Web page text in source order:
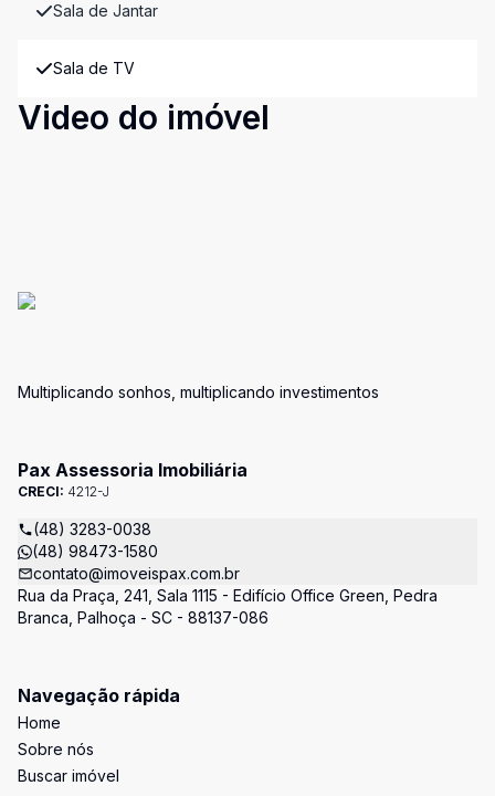
Sala de Jantar
Sala de TV
Video do imóvel
Multiplicando sonhos, multiplicando investimentos
Pax Assessoria Imobiliária
CRECI: 4212-J
(48) 3283-0038
(48) 98473-1580
contato@imoveispax.com.br
Rua da Praça, 241, Sala 1115 - Edifício Office Green, Pedra
Branca, Palhoça - SC - 88137-086
Navegação rápida
Home
Sobre nós
Buscar imóvel